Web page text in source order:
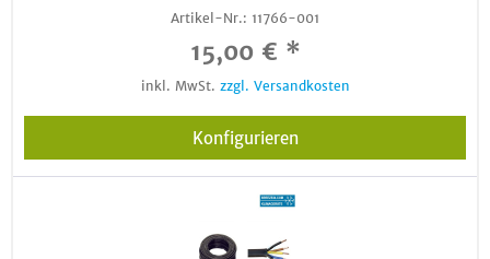
Artikel-Nr.: 11766-001
15,00 € *
inkl. MwSt. zzgl. Versandkosten
Konfigurieren